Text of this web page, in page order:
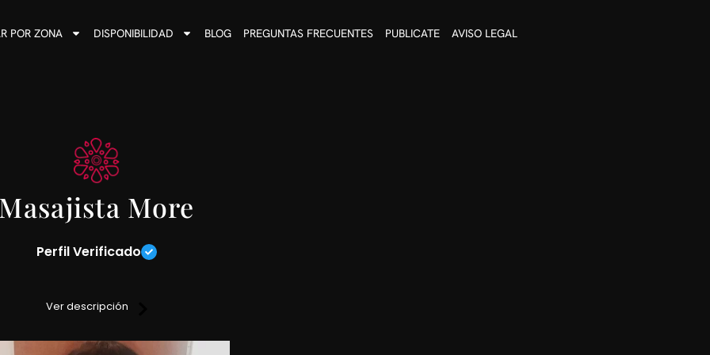
POR ZONA DISPONIBILIDAD BLOG PREGUNTAS FRECUENTES PUBLICATE AVISO LEGAL
Masajista More
Perfil Verificado
con música relajante y servicio de ducha.
de turnos con anticipación.
Ver descripción